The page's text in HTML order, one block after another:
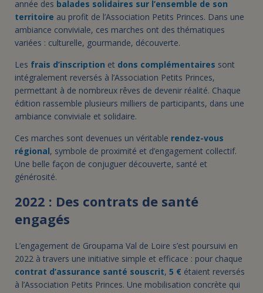
année des balades solidaires sur l’ensemble de son
territoire au profit de l’Association Petits Princes. Dans une
ambiance conviviale, ces marches ont des thématiques
variées : culturelle, gourmande, découverte.
Les frais d’inscription et dons complémentaires sont
intégralement reversés à l’Association Petits Princes,
permettant à de nombreux rêves de devenir réalité. Chaque
édition rassemble plusieurs milliers de participants, dans une
ambiance conviviale et solidaire.
Ces marches sont devenues un véritable rendez-vous
régional, symbole de proximité et d’engagement collectif.
Une belle façon de conjuguer découverte, santé et
générosité.
2022 : Des contrats de santé
engagés
L’engagement de Groupama Val de Loire s’est poursuivi en
2022 à travers une initiative simple et efficace : pour chaque
contrat d’assurance santé souscrit, 5 € étaient reversés
à l’Association Petits Princes. Une mobilisation concrète qui